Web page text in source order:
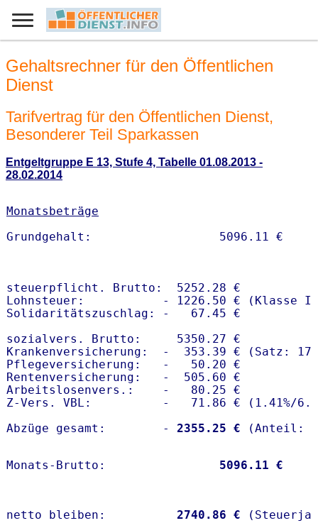
Gehaltsrechner für den Öffentlichen
Dienst
Tarifvertrag für den Öffentlichen Dienst,
Besonderer Teil Sparkassen
Entgeltgruppe E 13, Stufe 4, Tabelle 01.08.2013 -
28.02.2014
Monatsbeträge
steuerpflicht. Brutto:  5252.28 €
Lohnsteuer:           - 1226.50 € (Klasse I)
Solidaritätszuschlag: -   67.45 €
sozialvers. Brutto:     5350.27 €
Krankenversicherung:  -  353.39 € (Satz:
Pflegeversicherung:   -   50.20 €
Rentenversicherung:   -  505.60 €
Arbeitslosenvers.:    -   80.25 €
Z-Vers. VBL:          -   71.86 € ( 1.41%/
Abzüge gesamt:        -
2355.25 €
Monats-Brutto: 5096.11 €
netto bleiben: 2740.86 €